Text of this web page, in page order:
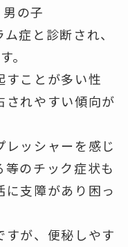
男の子
症と診断され、
。
すことが多い性
されやすい傾向が
ッシャーを感じ
等のチック症状も
に支障があり困っ
が、 便秘しやす